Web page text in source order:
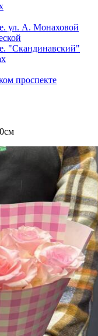
ул. А. Монаховой
"Скандинавский"
проспекте